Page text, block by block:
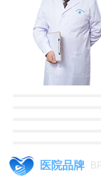
医院品牌